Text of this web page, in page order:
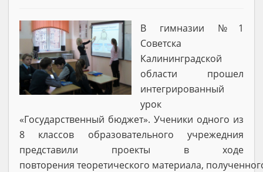
В гимназии №1
Советска
Калининградской
области прошел
интегрированный
урок
«Государственный бюджет». Ученики одного из
8 классов образовательного учрежедния
представили проекты в ходе
повторения теоретического материала,